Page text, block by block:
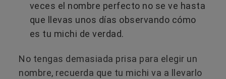
veces el nombre perfecto no se ve hasta
que llevas unos días observando cómo
es tu michi de verdad.
No tengas demasiada prisa para elegir un
nombre, recuerda que tu michi va a llevarlo